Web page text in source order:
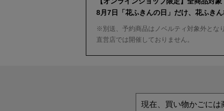
8月7日「花ふきんの日」だけ、花ふき
※別送、予約商品はノベルティ対象外と
直営店では開催しておりません。
現在、買い物かごには